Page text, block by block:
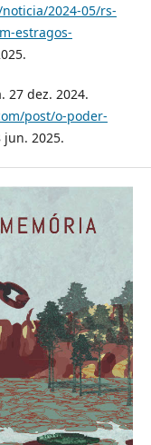
2024-05/rs-
estragos-
27 dez. 2024.
post/o-poder-
jun. 2025.